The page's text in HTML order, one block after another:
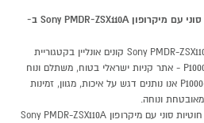
למה כדאי לקנות אוזניות חוטיות סוני עם מיקרופון Sony PMDR-ZSX110A ב-
אוזניות חוטיות סוני עם מיקרופון Sony PMDR-ZSX110A קונים אונליין בקטגוריית
אוזניות חוטיות במחלקת אוזניות בP1000 - אתר קניות ישראלי בטוח, משתלם ונוח
המציע מוצרים מומלצים במבצע. ב-P1000 אנו נותנים דגש על איכות, מגוון, זמינות
ונוחה.
אצלנו, קניות באינטרנט של אוזניות חוטיות סוני עם מיקרופון Sony PMDR-ZSX110A